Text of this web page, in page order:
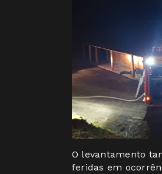
O levantamento
feridas em